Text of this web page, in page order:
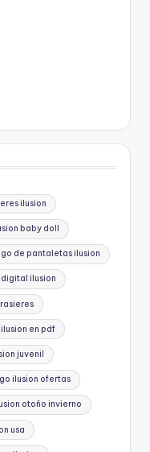
ilusion
baby doll
de pantaletas ilusion
ilusion
en pdf
juvenil
ilusion ofertas
otoño invierno
usa